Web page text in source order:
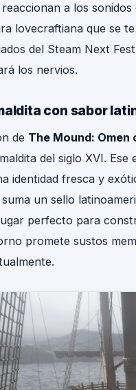
a los
lovecraftiana que se
del Steam Next
los nervios.
con sabor
de The Mound: Omen
del siglo XVI.
identidad fresca y
un sello
perfecto para
promete sustos